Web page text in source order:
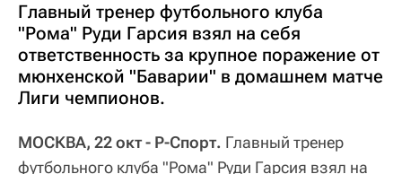
Главный тренер футбольного клуба
"Рома" Руди Гарсия взял на себя
ответственность за крупное поражение от
мюнхенской "Баварии" в домашнем матче
Лиги чемпионов.
МОСКВА, 22 окт - Р-Спорт. Главный тренер
футбольного клуба "Рома" Руди Гарсия взял на